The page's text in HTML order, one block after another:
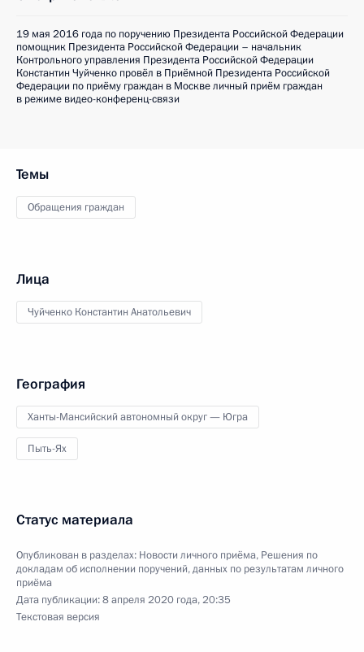
19 мая 2016 года по поручению Президента Российской Федерации
помощник Президента Российской Федерации – начальник
Контрольного управления Президента Российской Федерации
Константин Чуйченко провёл в Приёмной Президента Российской
Федерации по приёму граждан в Москве личный приём граждан
в режиме видео-конференц-связи
Темы
Обращения граждан
Лица
Чуйченко Константин Анатольевич
География
Ханты-Мансийский автономный округ — Югра
Пыть-Ях
Статус материала
Опубликован в разделах: Новости личного приёма, Решения по
докладам об исполнении поручений, данных по результатам личного
приёма
Дата публикации:8 апреля 2020 года, 20:35
Текстовая версия